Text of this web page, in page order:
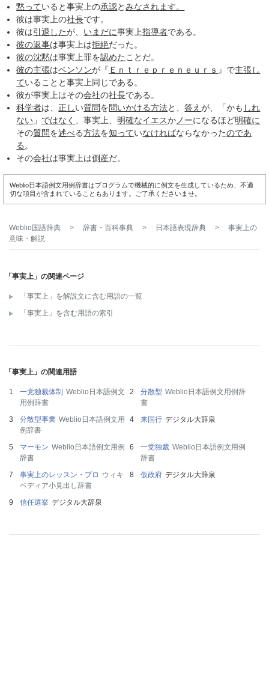
黙っていると事実上の承認とみなされます。
彼は事実上の社長です。
彼は引退したが、 いまだに事実上指導者である。
彼の返事は事実上は拒絶だった。
彼の沈黙は事実上罪を認めた ことだ。
彼の主張はベンソンが『 Ｅｎｔｒｅｐｒｅｎｅｕｒｓ 』で主張し
ていることと事実上同じである。
彼が事実上はその会社の社長である。
科学者は、正しい質問を問いかける方法と、答えが、「かも しれ
ない 」 ではなく 、事実上、 明確なイエスか ノーになるほど明確に
その質問を述べる方法を知っていなければならなかったのであ
る 。
その会社は事実上は倒産だ。
Weblio日本語例文用例辞書はプログラムで機械的に例文を生成しているため、不適
切な項目が含まれていることもあります。ご了承くださいませ。
Weblio国語辞典 > 辞書・百科事典 > 日本語表現辞典 > 事実上の
意味・解説
「事実上」の関連ページ
「事実上」を解説文に含む用語の一覧
「事実上」を含む用語の索引
「事実上」の関連用語
一党独裁体制 Weblio日本語例文
用例辞書
分散型 Weblio日本語例文用例辞
書
分散型事業 Weblio日本語例文用
例辞書
来国行 デジタル大辞泉
マーモン Weblio日本語例文用例
辞書
一党独裁 Weblio日本語例文用例
辞書
事実上のレッスン・プロ ウィキ
ペディア小見出し辞書
仮政府 デジタル大辞泉
信任選挙 デジタル大辞泉